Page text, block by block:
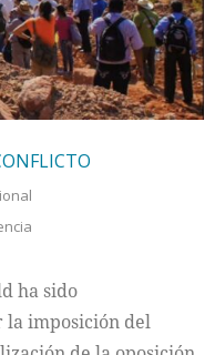
ha sido
imposición del